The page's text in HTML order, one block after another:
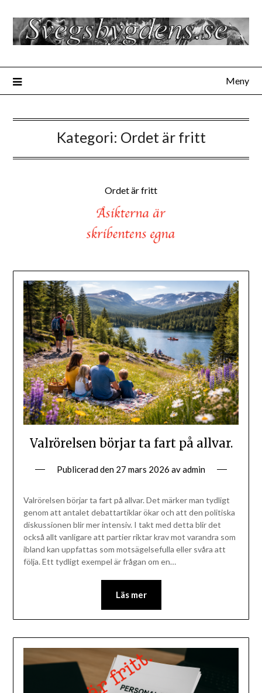
innehåll
Meny
Kategori: Ordet är fritt
Ordet är fritt
Valrörelsen börjar ta fart på allvar.
Publicerad den 27 mars 2026 avadmin
Valrörelsen börjar ta fart på allvar. Det märker man tydligt
genom att antalet debattartiklar ökar och att den politiska
diskussionen blir mer intensiv. I takt med detta blir det
också allt vanligare att partier riktar krav mot varandra som
ibland kan uppfattas som motsägelsefulla eller svåra att
följa. Ett tydligt exempel är frågan om en…
Läs mer